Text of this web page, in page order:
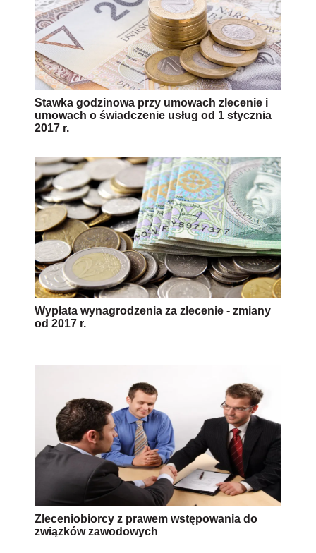
Stawka godzinowa przy umowach zlecenie i
umowach o świadczenie usług od 1 stycznia
2017 r.
Wypłata wynagrodzenia za zlecenie - zmiany
od 2017 r.
Zleceniobiorcy z prawem wstępowania do
związków zawodowych